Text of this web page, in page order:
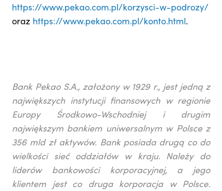
https://www.pekao.com.pl/korzysci-w-podrozy/
oraz https://www.pekao.com.pl/konto.html.
Bank Pekao S.A., założony w 1929 r., jest jedną z
największych instytucji finansowych w regionie
Europy Środkowo-Wschodniej i drugim
największym bankiem uniwersalnym w Polsce z
356 mld zł aktywów. Bank posiada drugą co do
wielkości sieć oddziałów w kraju. Należy do
liderów bankowości korporacyjnej, a jego
klientem jest co druga korporacja w Polsce.